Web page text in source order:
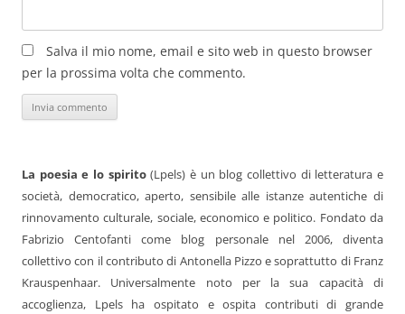
Salva il mio nome, email e sito web in questo browser
per la prossima volta che commento.
La poesia e lo spirito(Lpels) è un blog collettivo di letteratura e
società, democratico, aperto, sensibile alle istanze autentiche di
rinnovamento culturale, sociale, economico e politico. Fondato da
Fabrizio Centofanti come blog personale nel 2006, diventa
collettivo con il contributo di Antonella Pizzo e soprattutto di Franz
Krauspenhaar. Universalmente noto per la sua capacità di
accoglienza, Lpels ha ospitato e ospita contributi di grande